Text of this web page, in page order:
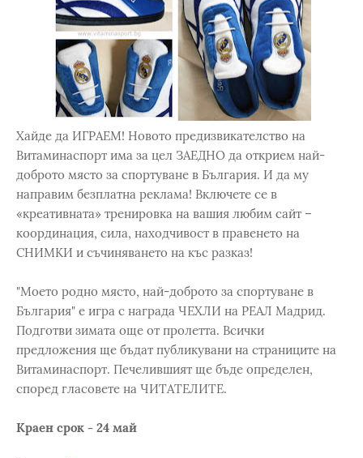
Хайде да ИГРАЕМ! Новото предизвикателство на
Витаминаспорт има за цел ЗАЕДНО да открием най-
доброто място за спортуване в България. И да му
направим безплатна реклама! Включете се в
«креативната» тренировка на вашия любим сайт –
координация, сила, находчивост в правенето на
СНИМКИ и съчиняването на къс разказ!
"Моето родно място, най-доброто за спортуване в
България" е игра с награда ЧЕХЛИ на РЕАЛ Мадрид.
Подготви зимата още от пролетта. Всички
предложения ще бъдат публикувани на страниците на
Витаминаспорт. Печелившият ще бъде определен,
според гласовете на ЧИТАТЕЛИТЕ.
Краен срок - 24 май